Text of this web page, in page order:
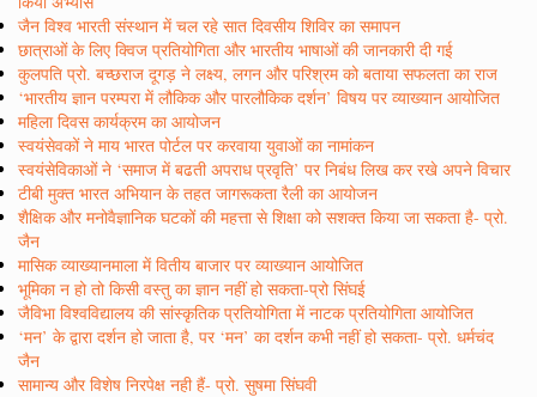
जैन विश्व भारती संस्थान में चल रहे सात दिवसीय शिविर का समापन
छात्राओं के लिए क्विज प्रतियोगिता और भारतीय भाषाओं की जानकारी दी गई
कुलपति प्रो. बच्छराज दूगड़ ने लक्ष्य, लगन और परिश्रम को बताया सफलता का राज
‘भारतीय ज्ञान परम्परा में लौकिक और पारलौकिक दर्शन’ विषय पर व्याख्यान आयोजित
महिला दिवस कार्यक्रम का आयोजन
स्वयंसेवकों ने माय भारत पोर्टल पर करवाया युवाओं का नामांकन
स्वयंसेविकाओं ने ‘समाज में बढती अपराध प्रवृति’ पर निबंध लिख कर रखे अपने विचार
टीबी मुक्त भारत अभियान के तहत जागरूकता रैली का आयोजन
शैक्षिक और मनोवैज्ञानिक घटकों की महत्ता से शिक्षा को सशक्त किया जा सकता है- प्रो.
जैन
मासिक व्याख्यानमाला में वितीय बाजार पर व्याख्यान आयोजित
भूमिका न हो तो किसी वस्तु का ज्ञान नहीं हो सकता-प्रो सिंघई
जैविभा विश्वविद्यालय की सांस्कृतिक प्रतियोगिता में नाटक प्रतियोगिता आयोजित
‘मन’ के द्वारा दर्शन हो जाता है, पर ‘मन’ का दर्शन कभी नहीं हो सकता- प्रो. धर्मचंद
जैन
सामान्य और विशेष निरपेक्ष नही हैं- प्रो. सुषमा सिंघवी